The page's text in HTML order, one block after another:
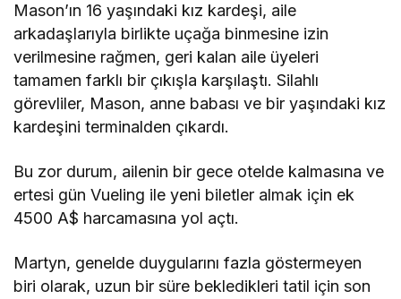
Mason’ın 16 yaşındaki kız kardeşi, aile
arkadaşlarıyla birlikte uçağa binmesine izin
verilmesine rağmen, geri kalan aile üyeleri
tamamen farklı bir çıkışla karşılaştı. Silahlı
görevliler, Mason, anne babası ve bir yaşındaki kız
kardeşini terminalden çıkardı.
Bu zor durum, ailenin bir gece otelde kalmasına ve
ertesi gün Vueling ile yeni biletler almak için ek
4500 A$ harcamasına yol açtı.
Martyn, genelde duygularını fazla göstermeyen
biri olarak, uzun bir süre bekledikleri tatil için son